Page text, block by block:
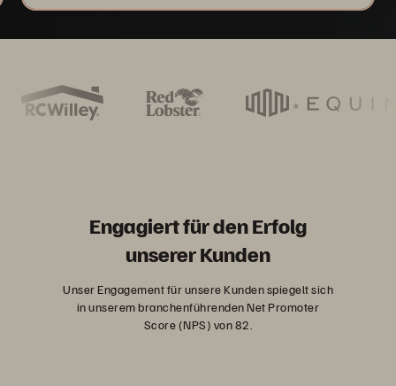
Engagiert für den Erfolg
unserer Kunden
Unser Engagement für unsere Kunden spiegelt sich
in unserem branchenführenden Net Promoter
Score (NPS) von 82.